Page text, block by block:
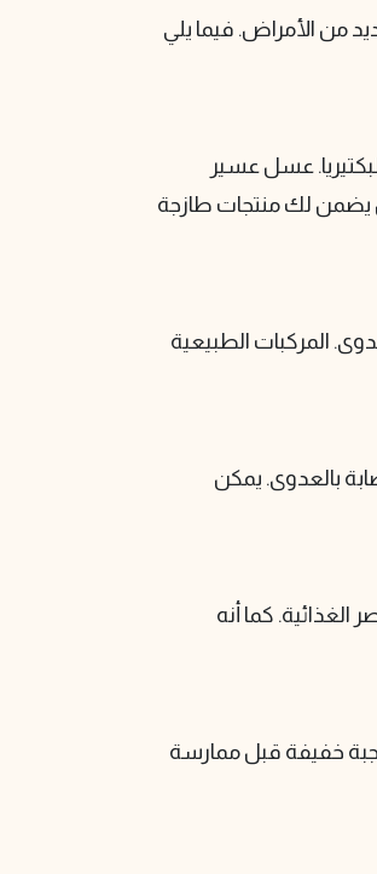
من الأمراض. فيما يلي
عسل عسير
يضمن لك منتجات طازجة
المركبات الطبيعية
بالعدوى. يمكن
كما أنه
خفيفة قبل ممارسة